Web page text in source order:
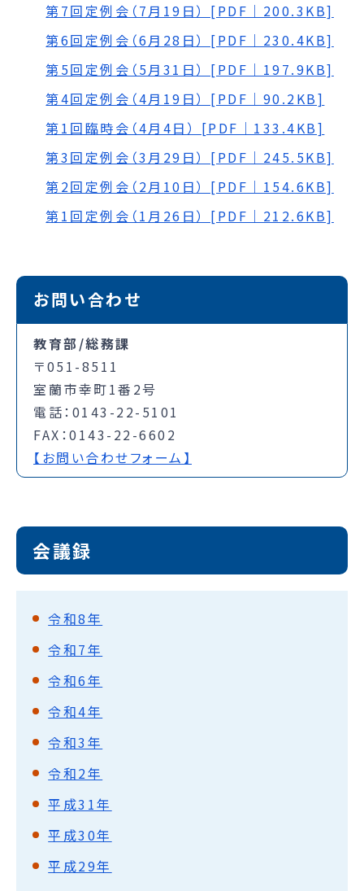
第7回定例会（7月19日） [PDF｜200.3KB]
第6回定例会（6月28日） [PDF｜230.4KB]
第5回定例会（5月31日） [PDF｜197.9KB]
第4回定例会（4月19日） [PDF｜90.2KB]
第1回臨時会（4月4日） [PDF｜133.4KB]
第3回定例会（3月29日） [PDF｜245.5KB]
第2回定例会（2月10日） [PDF｜154.6KB]
第1回定例会（1月26日） [PDF｜212.6KB]
お問い合わせ
教育部/総務課
〒051-8511
室蘭市幸町1番2号
電話：0143-22-5101
FAX：0143-22-6602
【お問い合わせフォーム】
会議録
令和8年
令和7年
令和6年
令和4年
令和3年
令和2年
平成31年
平成30年
平成29年